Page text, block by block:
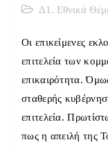
Δ1. Εθνικά
Οι επικείμενες
επιτελεία των
επικαιρότητα.
σταθερής
επιτελεία.
πως η απειλή της